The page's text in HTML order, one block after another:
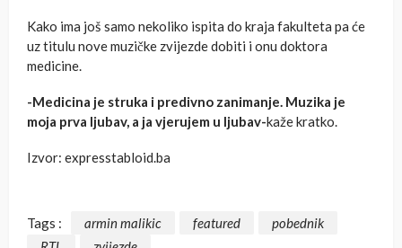
Kako ima još samo nekoliko ispita do kraja fakulteta pa će
uz titulu nove muzičke zvijezde dobiti i onu doktora
medicine.
-Medicina je struka i predivno zanimanje. Muzika je
moja prva ljubav, a ja vjerujem u ljubav-kaže kratko.
Izvor: expresstabloid.ba
Tags : armin malikic featured
pobednik